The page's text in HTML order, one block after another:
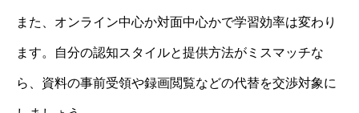
また、オンライン中心か対面中心かで学習効率は変わり
ます。自分の認知スタイルと提供方法がミスマッチな
ら、資料の事前受領や録画閲覧などの代替を交渉対象に